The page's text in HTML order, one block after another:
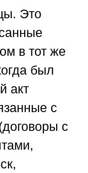
Это
в тот же
был
акт
с
с